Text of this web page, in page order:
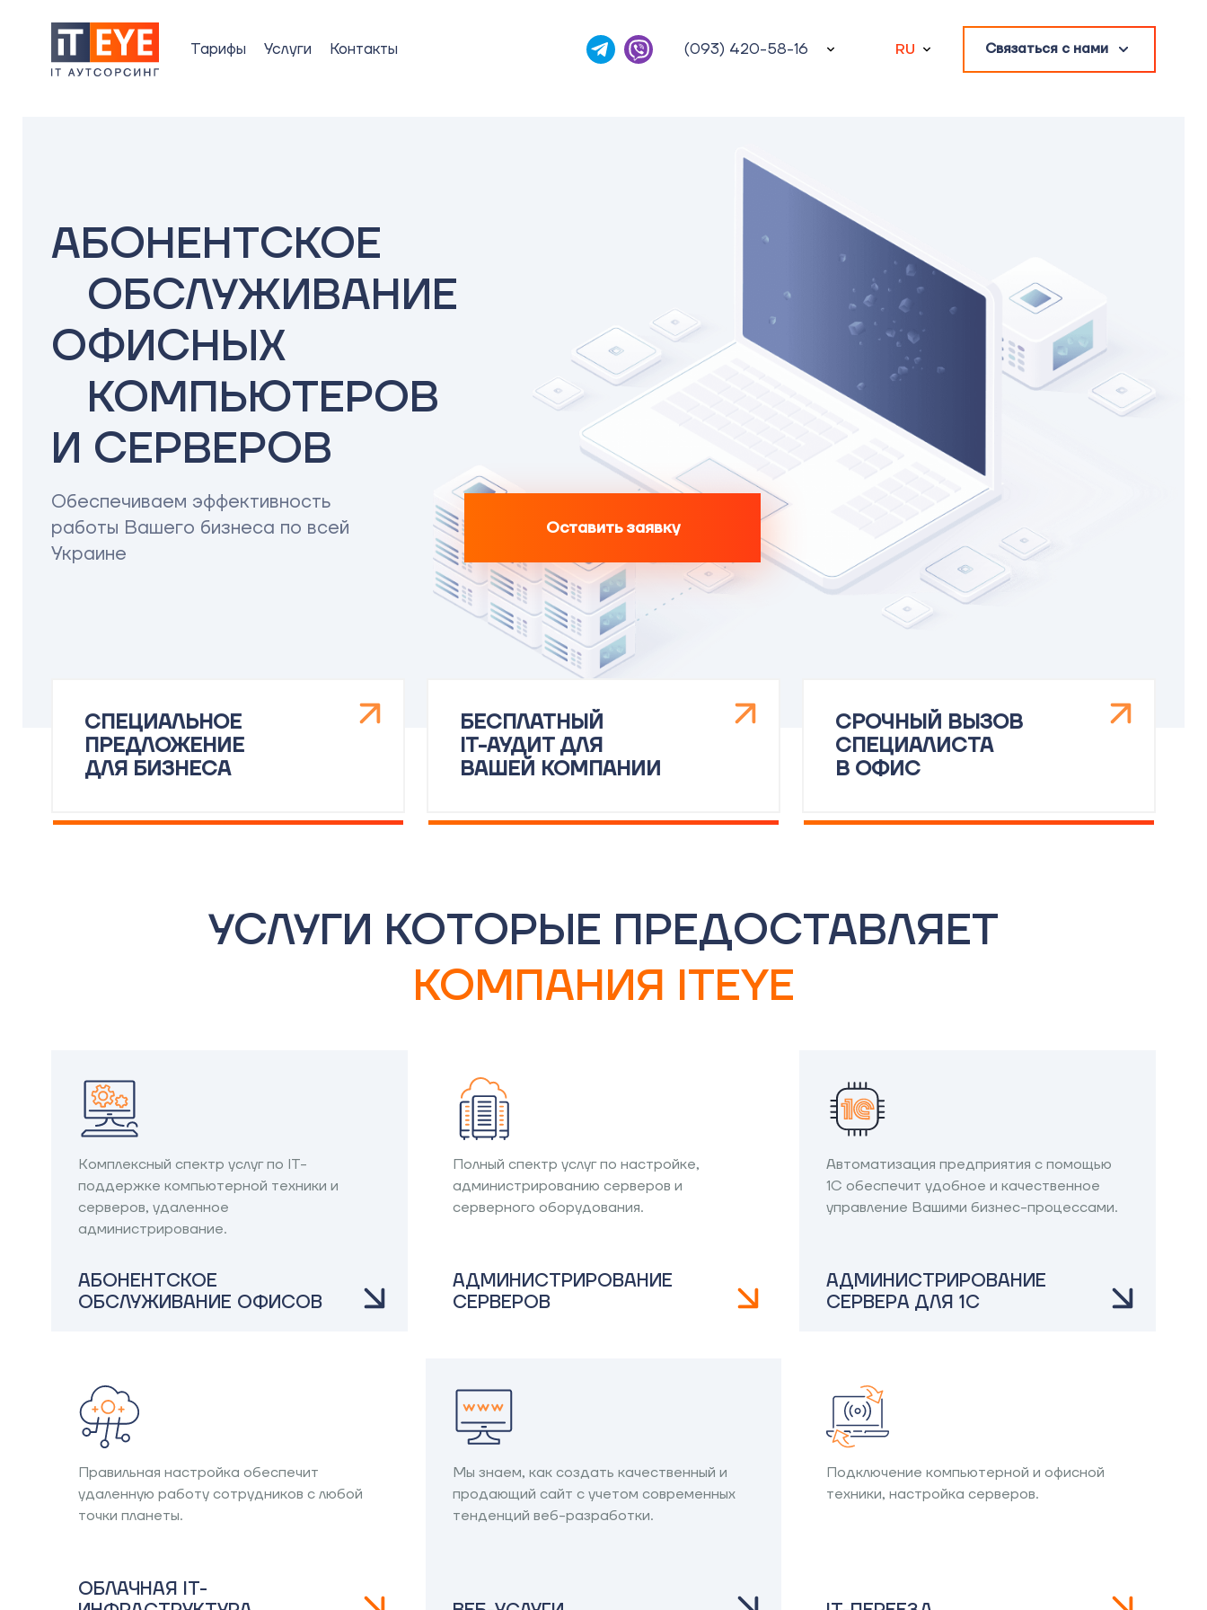
Тарифы Услуги Контакты (093) 420-58-16 RU Связаться с нами
АБОНЕНТСКОЕ
ОБСЛУЖИВАНИЕ
ОФИСНЫХ
КОМПЬЮТЕРОВ
И СЕРВЕРОВ
Обеспечиваем эффективность
работы Вашего бизнеса по всей
Украине
Оставить заявку
СПЕЦИАЛЬНОЕ
ПРЕДЛОЖЕНИЕ
ДЛЯ БИЗНЕСА
БЕСПЛАТНЫЙ
IT-АУДИТ ДЛЯ
ВАШЕЙ КОМПАНИИ
СРОЧНЫЙ ВЫЗОВ
СПЕЦИАЛИСТА
В ОФИС
УСЛУГИ КОТОРЫЕ ПРЕДОСТАВЛЯЕТ
КОМПАНИЯ ITEYE
Комплексный спектр услуг по IT-
поддержке компьютерной техники и
серверов, удаленное
администрирование.
АБОНЕНТСКОЕ
ОБСЛУЖИВАНИЕ ОФИСОВ
Полный спектр услуг по настройке,
администрированию серверов и
серверного оборудования.
АДМИНИСТРИРОВАНИЕ
СЕРВЕРОВ
Автоматизация предприятия с помощью
1С обеспечит удобное и качественное
управление Вашими бизнес-процессами.
АДМИНИСТРИРОВАНИЕ
СЕРВЕРА ДЛЯ 1С
Правильная настройка обеспечит
удаленную работу сотрудников с любой
точки планеты.
ОБЛАЧНАЯ IT-
Мы знаем, как создать качественный и
продающий сайт с учетом современных
тенденций веб-разработки.
Подключение компьютерной и офисной
техники, настройка серверов.